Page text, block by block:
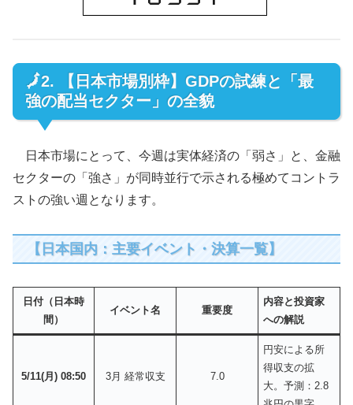
🗾2. 【日本市場別枠】GDPの試練と「最
強の配当セクター」の全貌
日本市場にとって、今週は実体経済の「弱さ」と、金融
セクターの「強さ」が同時並行で示される極めてコントラ
ストの強い週となります。
【日本国内：主要イベント・決算一覧】
日付（日本時
間）
イベント名 重要度
内容と投資家
への解説
5/11(月) 08:50 3月 経常収支 7.0
円安による所
得収支の拡
大。予測：2.8